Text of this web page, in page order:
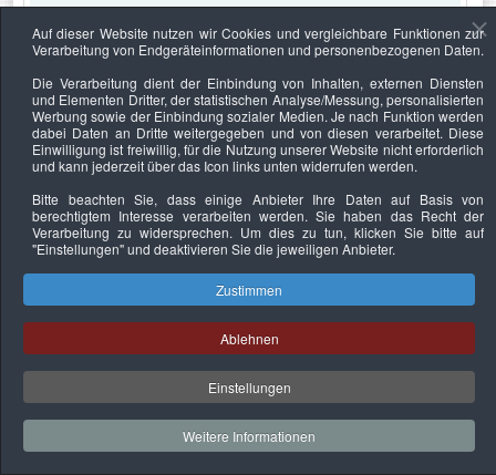
Keine Termine
Datenschutzerklärung Urheberrechtsnachweise Nachhaltigkeit
Copyright © 2026. Bundesverband Deutscher
Sachverständiger und Fachgutachter e.V..
Auf dieser Website nutzen wir Cookies und vergleichbare Funktionen zur
Verarbeitung von Endgeräteinformationen und personenbezogenen Daten.
Die Verarbeitung dient der Einbindung von Inhalten, externen Diensten
und Elementen Dritter, der statistischen Analyse/Messung, personalisierten
Werbung sowie der Einbindung sozialer Medien. Je nach Funktion werden
dabei Daten an Dritte weitergegeben und von diesen verarbeitet. Diese
Einwilligung ist freiwillig, für die Nutzung unserer Website nicht erforderlich
und kann jederzeit über das Icon links unten widerrufen werden.
Bitte beachten Sie, dass einige Anbieter Ihre Daten auf Basis von
berechtigtem Interesse verarbeiten werden. Sie haben das Recht der
Verarbeitung zu widersprechen. Um dies zu tun, klicken Sie bitte auf
"Einstellungen"und deaktivieren Sie die jeweiligen Anbieter.
Zustimmen
Ablehnen
Einstellungen
Weitere Informationen